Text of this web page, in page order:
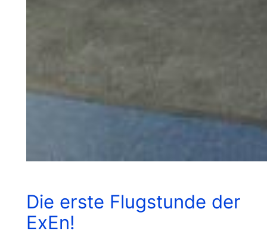
Die erste Flugstunde der
ExEn!